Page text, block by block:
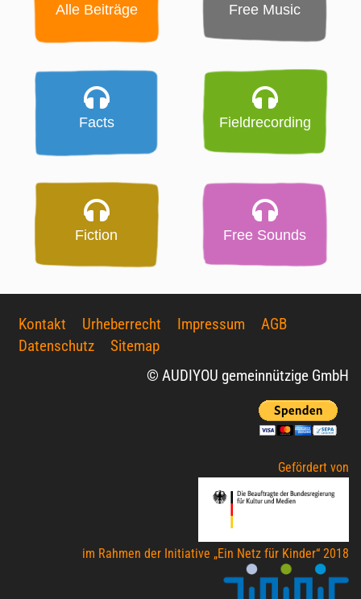
Alle Beiträge Free Music
Facts Fieldrecording
Fiction Free Sounds
Kontakt Urheberrecht Impressum
AGB
Datenschutz
Sitemap
© AUDIYOU gemeinnützige GmbH
Gefördert von
im Rahmen der Initiative „Ein Netz für Kinder“ 2018